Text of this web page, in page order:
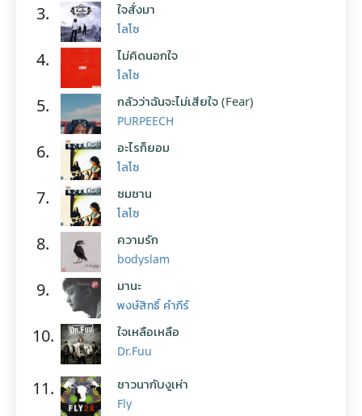
3. ใจสั่งมา
โลโซ
4. ไม่คิดนอกใจ
โลโซ
5. กลัวว่าฉันจะไม่เสียใจ (Fear)
PURPEECH
6. อะไรก็ยอม
โลโซ
7. ซมซาน
โลโซ
8. ความรัก
bodyslam
9. มานะ
พงษ์สิทธิ์ คำภีร์
10. ใจเหลือเหลือ
Dr.Fuu
11. ชาวนากับงูเห่า
Fly